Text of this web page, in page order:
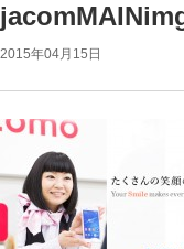
2015年04月15日